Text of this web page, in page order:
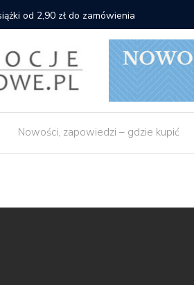
od 2,90 zł do zamówienia
Nowości, zapowiedzi – gdzie kupić